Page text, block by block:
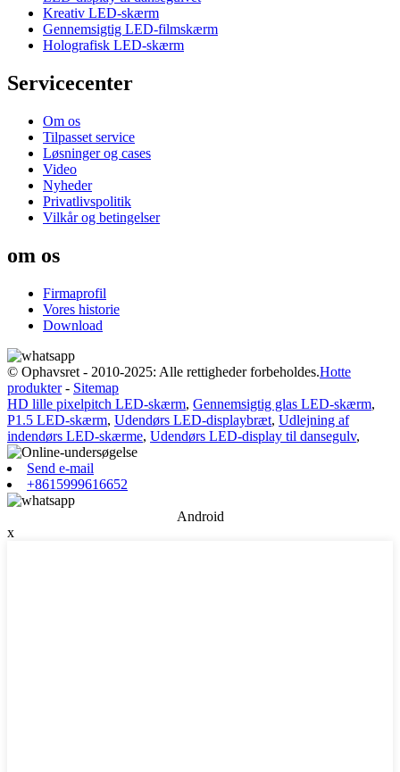
Kreativ LED-skærm
Gennemsigtig LED-filmskærm
Holografisk LED-skærm
Servicecenter
Om os
Tilpasset service
Løsninger og cases
Video
Nyheder
Privatlivspolitik
Vilkår og betingelser
om os
Firmaprofil
Vores historie
Download
© Ophavsret - 2010-2025: Alle rettigheder forbeholdes.Hotte
produkter- Sitemap
HD lille pixelpitch LED-skærm, Gennemsigtig glas LED-skærm,
P1.5 LED-skærm, Udendørs LED-displaybræt, Udlejning af
indendørs LED-skærme, Udendørs LED-display til dansegulv,
Send e-mail
+8615999616652
Android
x